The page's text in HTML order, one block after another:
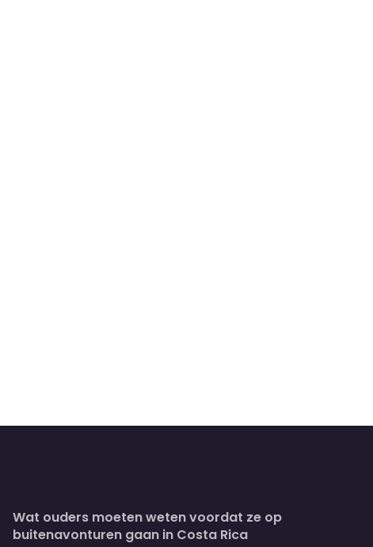
Wat ouders moeten weten voordat ze op
buitenavonturen gaan in Costa Rica